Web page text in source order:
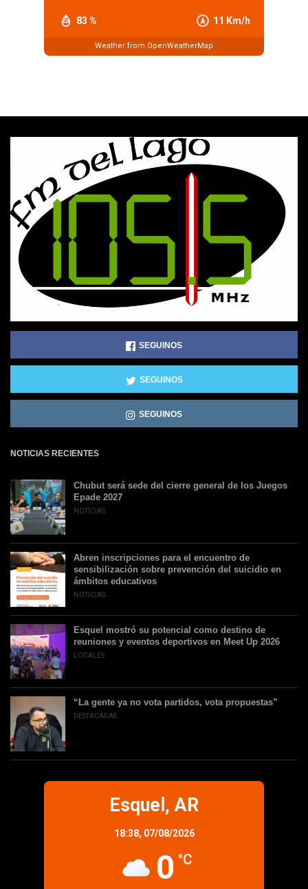
83 % 11 Km/h
Weather from OpenWeatherMap
SEGUINOS
SEGUINOS
SEGUINOS
NOTICIAS RECIENTES
Chubut será sede del cierre general de los Juegos
Epade 2027
NOTICIAS
Abren inscripciones para el encuentro de
sensibilización sobre prevención del suicidio en
ámbitos educativos
NOTICIAS
Esquel mostró su potencial como destino de
reuniones y eventos deportivos en Meet Up 2026
LOCALES
“La gente ya no vota partidos, vota propuestas”
DESTACADAS
Esquel, AR
18:38, 07/08/2026
0 °C